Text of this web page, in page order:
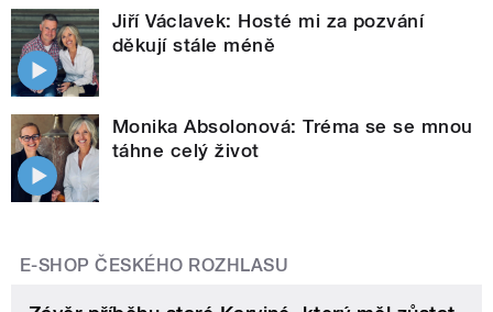
Jiří Václavek: Hosté mi za pozvání
děkují stále méně
Monika Absolonová: Tréma se se mnou
táhne celý život
E-SHOP ČESKÉHO ROZHLASU